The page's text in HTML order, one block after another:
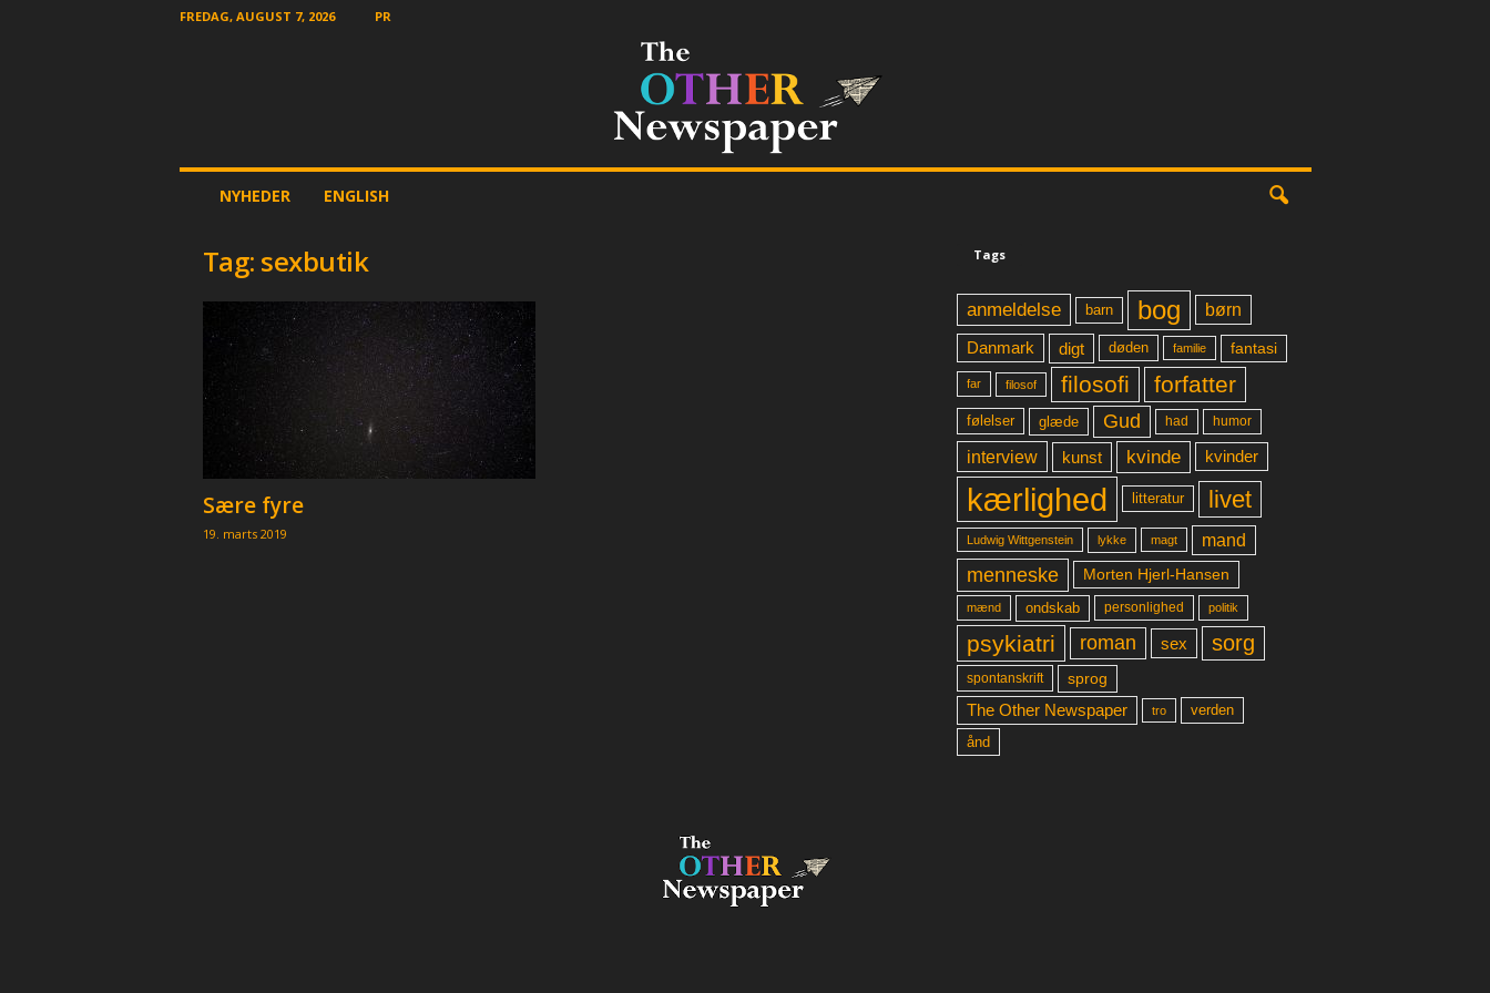
FREDAG, AUGUST 7, 2026 PR
NYHEDER ENGLISH
Tag: sexbutik
Sære fyre
19. marts 2019
Tags
anmeldelse barn bog børn
Danmark digt døden familie fantasi
far filosof filosofi forfatter
følelser glæde Gud had humor
interview kunst kvinde kvinder
kærlighed litteratur livet
Ludwig Wittgenstein lykke magt mand
menneske Morten Hjerl-Hansen
mænd ondskab personlighed politik
psykiatri roman sex sorg
spontanskrift sprog
The Other Newspaper tro verden
ånd